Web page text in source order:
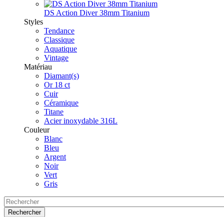
DS Action Diver 38mm Titanium
Styles
Tendance
Classique
Aquatique
Vintage
Matériau
Diamant(s)
Or 18 ct
Cuir
Céramique
Titane
Acier inoxydable 316L
Couleur
Blanc
Bleu
Argent
Noir
Vert
Gris
Rechercher